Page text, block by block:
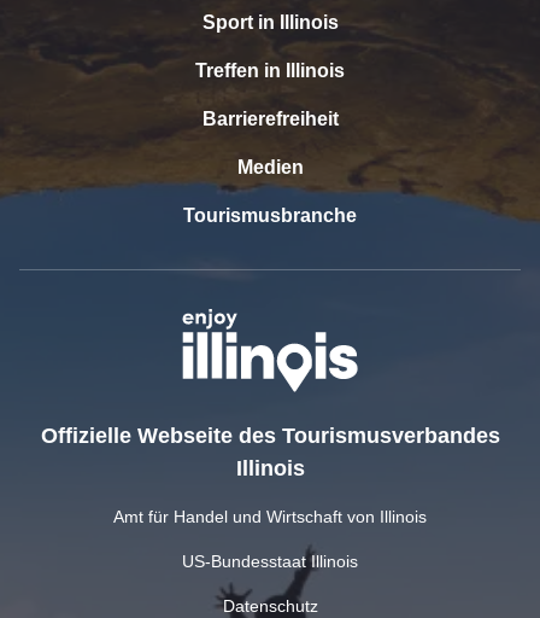
Sport in Illinois
Treffen in Illinois
Barrierefreiheit
Medien
Tourismusbranche
Offizielle Webseite des Tourismusverbandes
Illinois
Amt für Handel und Wirtschaft von Illinois
US-Bundesstaat Illinois
Datenschutz